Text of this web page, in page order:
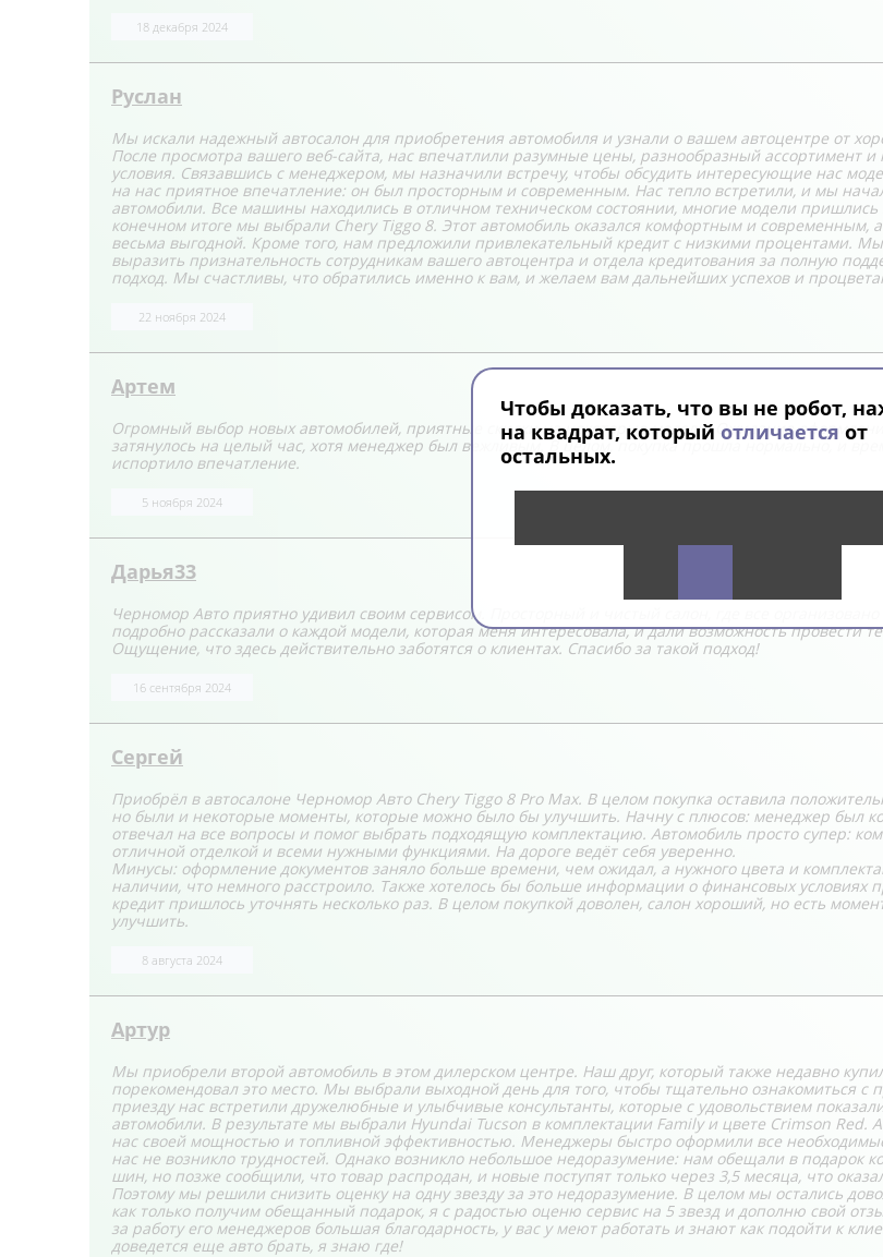
18 декабря 2024
Руслан
Мы искали надежный автосалон для приобретения автомобиля и узнали о вашем автоцентре от
После просмотра вашего веб-сайта, нас впечатлили разумные цены, разнообразный ассортимент
условия. Связавшись с менеджером, мы назначили встречу, чтобы обсудить интересующие нас
на нас приятное впечатление: он был просторным и современным. Нас тепло встретили, и мы
автомобили. Все машины находились в отличном техническом состоянии, многие модели пришлись
конечном итоге мы выбрали Chery Tiggo 8. Этот автомобиль оказался комфортным и современным,
весьма выгодной. Кроме того, нам предложили привлекательный кредит с низкими процентами.
выразить признательность сотрудникам вашего автоцентра и отдела кредитования за полную
подход. Мы счастливы, что обратились именно к вам, и желаем вам дальнейших успехов и
22 ноября 2024
Артем
Огромный выбор новых автомобилей, приятные скидки на некоторые модели. Ожидание
затянулось на целый час, хотя менеджер был вежливым. В целом, покупка прошла нормально, и
испортило впечатление.
5 ноября 2024
Дарья33
Черномор Авто приятно удивил своим сервисом. Просторный и чистый салон, где все
подробно рассказали о каждой модели, которая меня интересовала, и дали возможность провести
Ощущение, что здесь действительно заботятся о клиентах. Спасибо за такой подход!
16 сентября 2024
Сергей
Приобрёл в автосалоне Черномор Авто Chery Tiggo 8 Pro Max. В целом покупка оставила
но были и некоторые моменты, которые можно было бы улучшить. Начну с плюсов: менеджер был
отвечал на все вопросы и помог выбрать подходящую комплектацию. Автомобиль просто супер:
отличной отделкой и всеми нужными функциями. На дороге ведёт себя уверенно.
Минусы: оформление документов заняло больше времени, чем ожидал, а нужного цвета и
наличии, что немного расстроило. Также хотелось бы больше информации о финансовых условиях
кредит пришлось уточнять несколько раз. В целом покупкой доволен, салон хороший, но есть
улучшить.
8 августа 2024
Артур
Мы приобрели второй автомобиль в этом дилерском центре. Наш друг, который также недавно
порекомендовал это место. Мы выбрали выходной день для того, чтобы тщательно ознакомиться с
приезду нас встретили дружелюбные и улыбчивые консультанты, которые с удовольствием
автомобили. В результате мы выбрали Hyundai Tucson в комплектации Family и цвете Crimson Red.
нас своей мощностью и топливной эффективностью. Менеджеры быстро оформили все
нас не возникло трудностей. Однако возникло небольшое недоразумение: нам обещали в подарок
шин, но позже сообщили, что товар распродан, и новые поступят только через 3,5 месяца, что
Поэтому мы решили снизить оценку на одну звезду за это недоразумение. В целом мы остались
как только получим обещанный подарок, я с радостью оценю сервис на 5 звезд и дополню свой
за работу его менеджеров большая благодарность, у вас у меют работать и знают как подойти к
доведется еще авто брать, я знаю где!
Чтобы доказать, что вы не робот,
на квадрат, который отличается от
остальных.